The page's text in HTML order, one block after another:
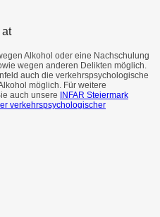
at
Alkohol oder eine Nachschulung
wegen anderen Delikten möglich.
auch die verkehrspsychologische
möglich. Für weitere
auch unsere
INFAR Steiermark
verkehrspsychologischer